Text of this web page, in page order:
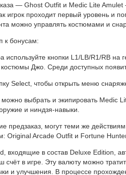
— Ghost Outfit и Medic Lite Amulet
игрок проходит первый уровень и
можно управлять костюмами и
к бонусам:
используйте кнопки L1/LB/R1/RB на
костюмы Джо. Среди доступных
Select, чтобы открыть меню
выбрать и экипировать Medic
и ниндзя-навыки.
предзаказ, могут теми же
Original Arcade Outfit и Fortune
входящие в состав Deluxe Edition,
счёт в игре. Эту валюту можно
и улучшения. В процессе